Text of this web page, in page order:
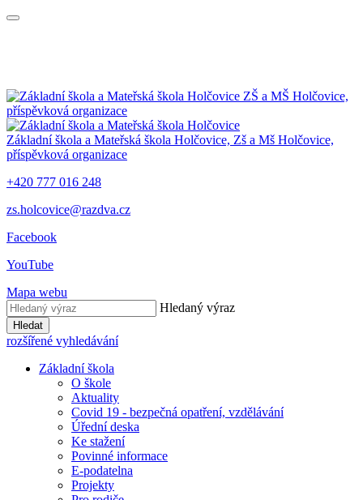
ZŠ a MŠ Holčovice,
příspěvková organizace
Základní škola a Mateřská škola Holčovice, Zš a Mš Holčovice,
příspěvková organizace
+420 777 016 248
zs.holcovice@razdva.cz
Facebook
YouTube
Mapa webu
Hledaný výraz
Hledat
rozšířené vyhledávání
Základní škola
O škole
Aktuality
Covid 19 - bezpečná opatření, vzdělávání
Úřední deska
Ke stažení
Povinné informace
E-podatelna
Projekty